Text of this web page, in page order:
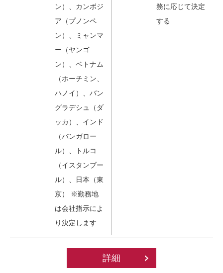
ン）、カンボジ
ア（プノンペ
ン）、ミャンマ
ー（ヤンゴ
ン）、ベトナム
（ホーチミン、
ハノイ）、バン
グラデシュ（ダ
ッカ）、インド
（バンガロー
ル）、トルコ
（イスタンブー
ル）、日本（東
京） ※勤務地
は会社指示によ
り決定します
務に応じて決定
する
詳細